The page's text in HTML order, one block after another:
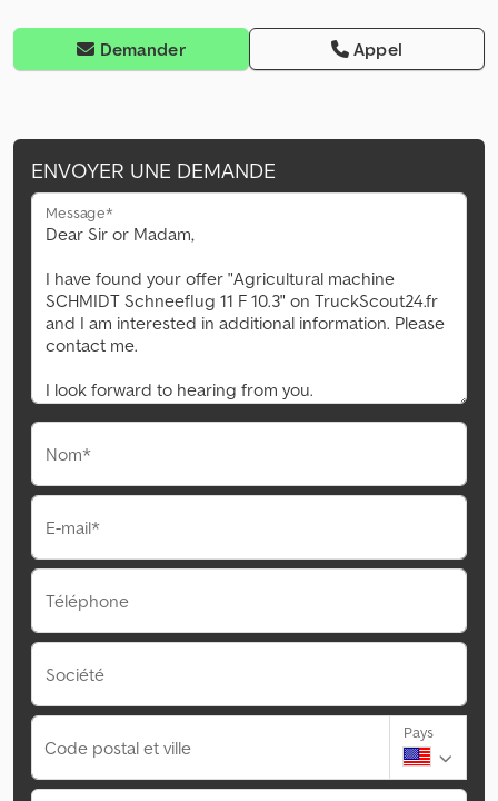
Demander Appel
ENVOYER UNE DEMANDE
Message*
Nom*
E-mail*
Téléphone
Société
Code postal et ville
Pays